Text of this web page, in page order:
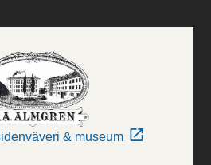
& museum